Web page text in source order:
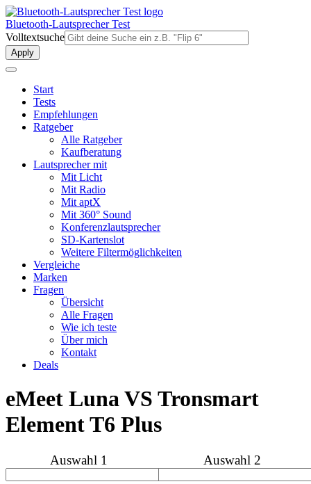
Direkt
zum
Inhalt
Bluetooth-Lautsprecher Test
Volltextsuche
Start
Tests
Empfehlungen
Ratgeber
Alle Ratgeber
Kaufberatung
Lautsprecher mit
Mit Licht
Mit Radio
Mit aptX
Mit 360° Sound
Konferenzlautsprecher
SD-Kartenslot
Weitere Filtermöglichkeiten
Vergleiche
Marken
Fragen
Übersicht
Alle Fragen
Wie ich teste
Über mich
Kontakt
Deals
eMeet Luna VS Tronsmart
Element T6 Plus
Auswahl 1 Auswahl 2